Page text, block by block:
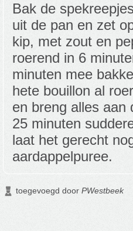
Bak de
uit de pan en zet
kip, met zout en
roerend in 6
minuten mee
hete bouillon al
en breng alles aan
25 minuten
laat het gerecht
aardappelpuree.
toegevoegd door PWestbeek